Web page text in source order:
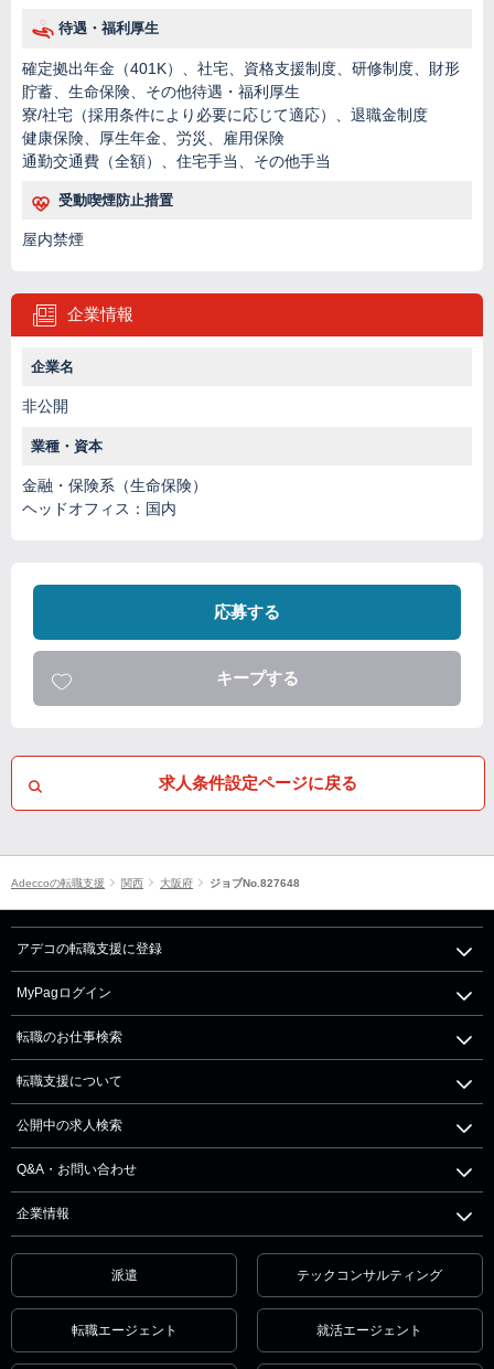
待遇・福利厚生
確定拠出年金（401K）、社宅、資格支援制度、研修制度、財形
貯蓄、生命保険、その他待遇・福利厚生
寮/社宅（採用条件により必要に応じて適応）、退職金制度
健康保険、厚生年金、労災、雇用保険
通勤交通費（全額）、住宅手当、その他手当
受動喫煙防止措置
屋内禁煙
企業情報
企業名
非公開
業種・資本
金融・保険系（生命保険）
ヘッドオフィス：国内
応募する
キープする
求人条件設定ページに戻る
Adeccoの転職支援 関西 大阪府 ジョブNo.827648
アデコの転職支援に登録
MyPagログイン
転職のお仕事検索
転職支援について
公開中の求人検索
Q&A・お問い合わせ
企業情報
派遣 テックコンサルティング
転職エージェント 就活エージェント